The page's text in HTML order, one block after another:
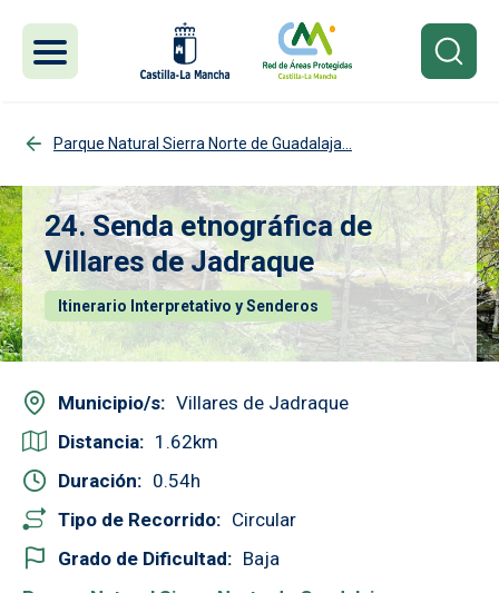
Parque Natural Sierra Norte de Guadalaja...
24. Senda etnográfica de
Villares de Jadraque
Itinerario Interpretativo y Senderos
Municipio/s
Villares de Jadraque
Distancia
1.62
Duración
0.54
Tipo de Recorrido
Circular
Grado de Dificultad
Baja